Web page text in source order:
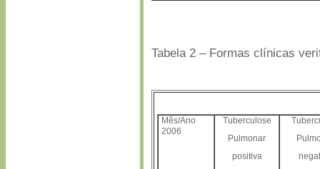
Tabela 2 – Formas clínicas
Mês/Ano
2006
Tuberculose
Pulmonar
positiva